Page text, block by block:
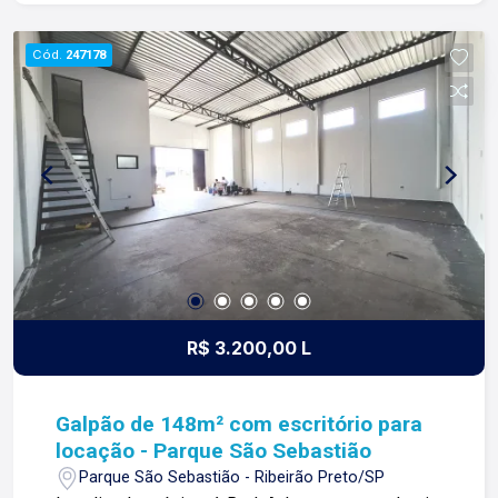
nossos proprietários e clientes. Somos uma
imobiliária que equilibra a tradicionalidade com o
arrojo e a força comercial da atualidade. A Lago é
sua principal imobiliária em Ribeirão Preto!
Cód. 247178
R$ 3.200,00 L
Galpão de 148m² com escritório para
locação - Parque São Sebastião
Parque São Sebastião - Ribeirão Preto/SP